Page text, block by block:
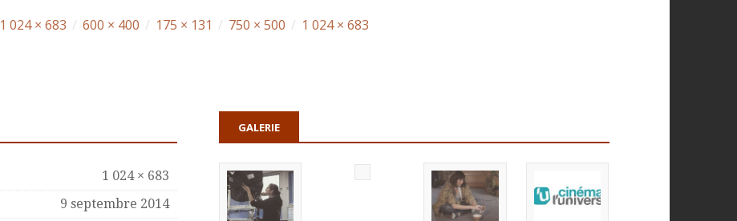
1 024 × 683 / 600 × 400 / 175 × 131 / 750 × 500 / 1 024 × 683
1 024 × 683
9 septembre 2014
GALERIE